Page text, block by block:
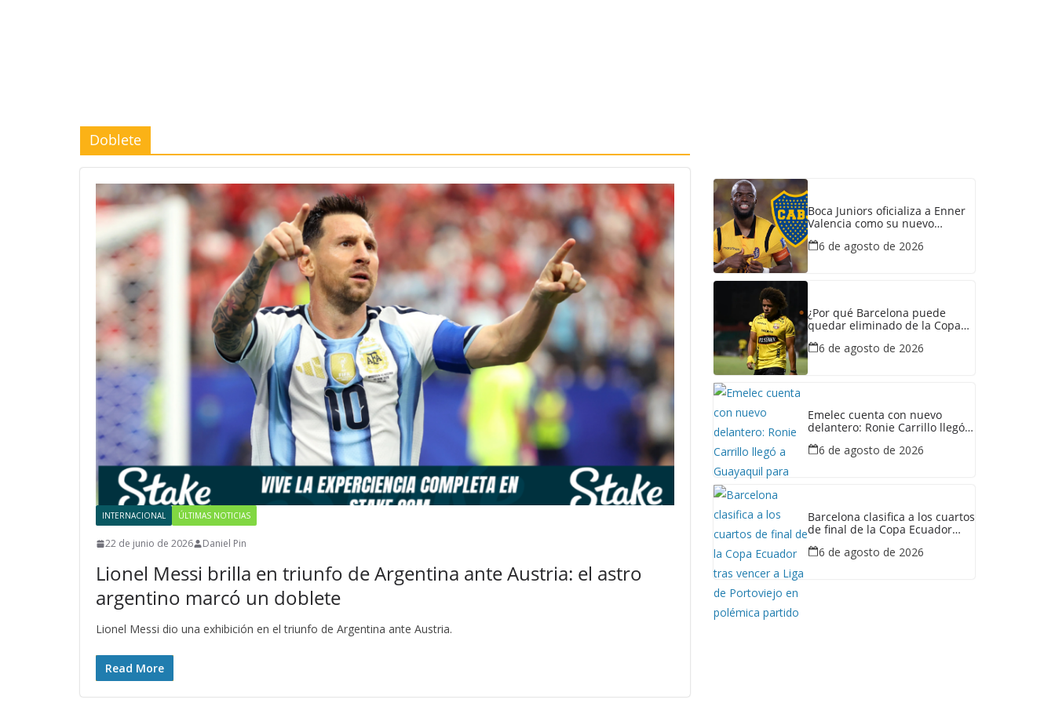
Doblete
INTERNACIONAL ÚLTIMAS NOTICIAS
22 de junio de 2026 Daniel Pin
Lionel Messi brilla en triunfo de Argentina ante Austria: el astro
argentino marcó un doblete
Lionel Messi dio una exhibición en el triunfo de Argentina ante Austria.
Read More
Boca Juniors oficializa a Enner
Valencia como su nuevo
ganaría el ecuatoriano
6 de agosto de 2026
¿Por qué Barcelona puede
quedar eliminado de la Copa
derrotado a Liga de Portoviejo?
6 de agosto de 2026
Emelec cuenta con nuevo
delantero: Ronie Carrillo llegó a
Bombillo
6 de agosto de 2026
Barcelona clasifica a los cuartos
de final de la Copa Ecuador
en polémica partido
6 de agosto de 2026